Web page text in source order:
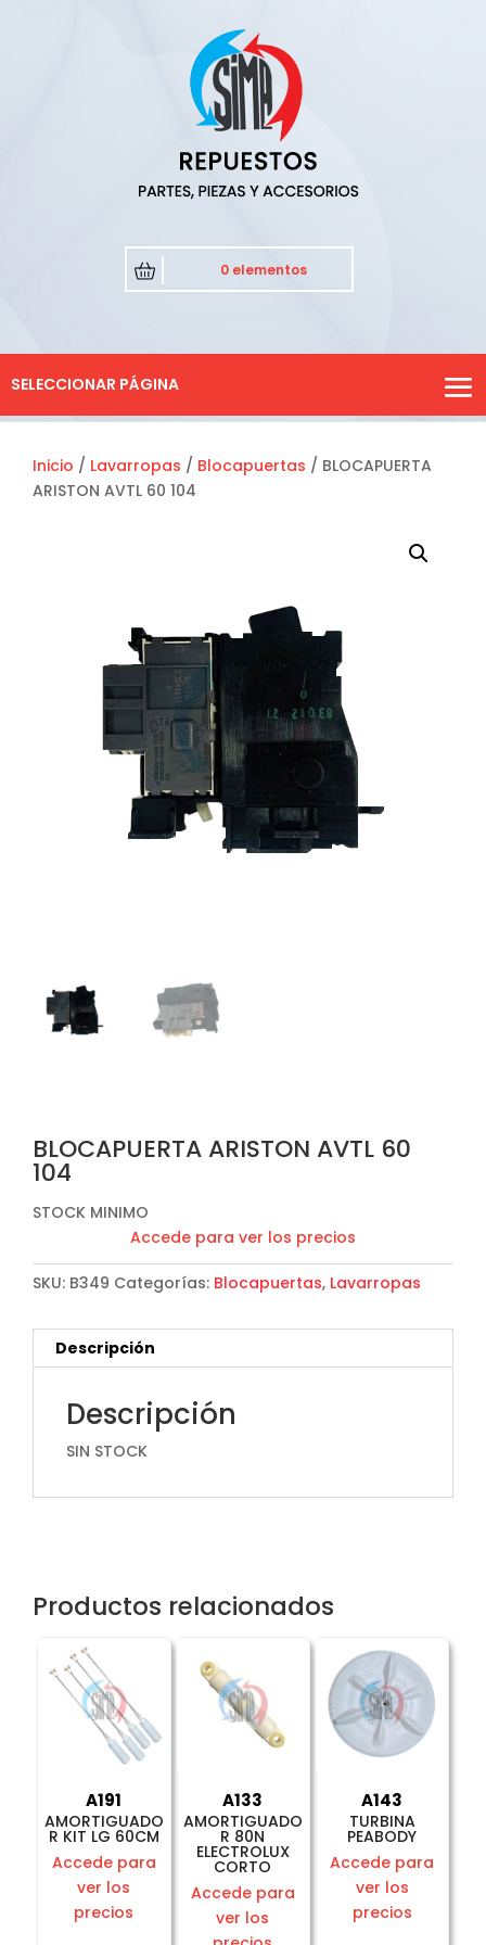
0 elementos
SELECCIONAR PÁGINA
Inicio / Lavarropas / Blocapuertas / BLOCAPUERTA
ARISTON AVTL 60 104
BLOCAPUERTA ARISTON AVTL 60
104
STOCK MINIMO
Accede para ver los precios
SKU: B349 Categorías: Blocapuertas, Lavarropas
Descripción
Descripción
SIN STOCK
Productos relacionados
A191
AMORTIGUADO
R KIT LG 60CM
Accede para
ver los
precios
A133
AMORTIGUADO
R 80N
ELECTROLUX
CORTO
Accede para
ver los
A143
TURBINA
PEABODY
Accede para
ver los
precios